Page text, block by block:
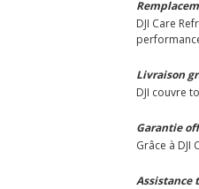
DJI Care
Livraison
DJI couvre
Garantie
Grâce à
Assistance